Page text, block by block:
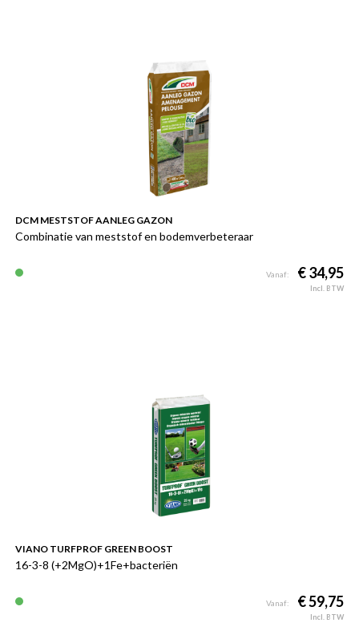
DCM MESTSTOF AANLEG GAZON
Combinatie van meststof en bodemverbeteraar
Vanaf: € 34,95
Incl. BTW
VIANO TURFPROF GREEN BOOST
16-3-8 (+2MgO)+1Fe+bacteriën
Vanaf: € 59,75
Incl. BTW